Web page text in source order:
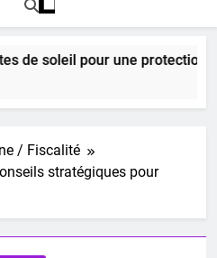
soleil pour une protection UV
/ Fiscalité
stratégiques pour